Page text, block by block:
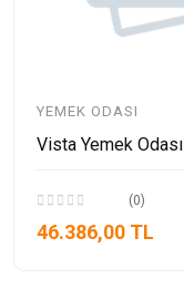
YEMEK ODASI
Vista Yemek Odası
(0)
46.386,00 TL